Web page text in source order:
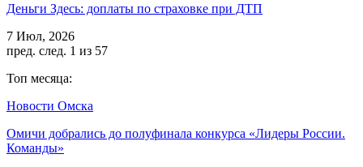
Деньги Здесь: доплаты по страховке при ДТП
7 Июл, 2026
пред. след. 1 из 57
Топ месяца:
Новости Омска
Омичи добрались до полуфинала конкурса «Лидеры России.
Команды»